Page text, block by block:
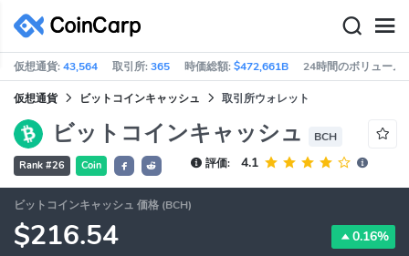
仮想通貨:43,564 取引所:365 時価総額:$472,661B 24時間のボリューム:
仮想通貨 ビットコインキャッシュ 取引所ウォレット
ビットコインキャッシュ BCH
Rank #26 Coin 評価: 4.1
ビットコインキャッシュ 価格 (BCH)
$216.54 0.16%